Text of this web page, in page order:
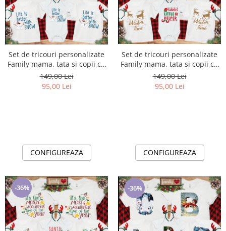
Set de tricouri personalizate
Family mama, tata si copii cu
tematica de Craciun, Life with
snow
149,00 Lei
95,00 Lei
CONFIGUREAZA
Set de tricouri personalizate
Family mama, tata si copii cu
tematica de Craciun, Winter
time
149,00 Lei
95,00 Lei
CONFIGUREAZA
-36% -36%